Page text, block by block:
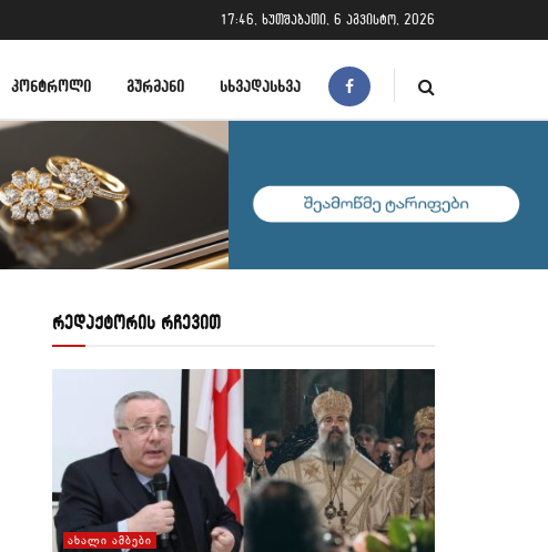
17:46, ხუთშაბათი, 6 აგვისტო, 2026
ᲙᲝᲜᲢᲠᲝᲚᲘ ᲒᲣᲠᲛᲐᲜᲘ ᲡᲮᲕᲐᲓᲐᲡᲮᲕᲐ
რედაქტორის რჩევით
ᲐᲮᲐᲚᲘ ᲐᲛᲑᲔᲑᲘ